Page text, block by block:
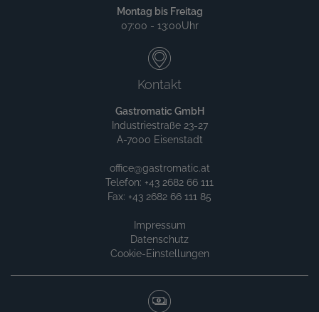
Montag bis Freitag
07:00 - 13:00Uhr
Kontakt
Gastromatic GmbH
Industriestraße 23-27
A-7000 Eisenstadt
office@gastromatic.at
Telefon: +43 2682 66 111
Fax: +43 2682 66 111 85
Impressum
Datenschutz
Cookie-Einstellungen